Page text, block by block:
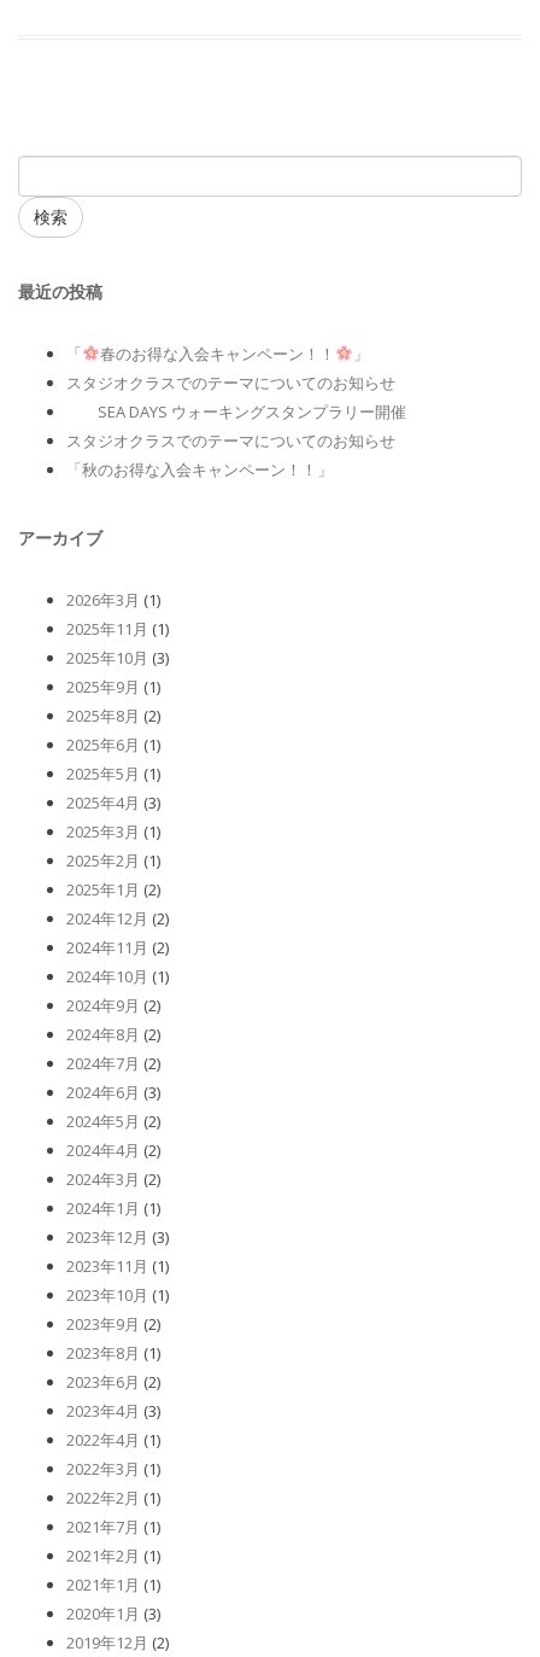
検索
最近の投稿
「 春のお得な入会キャンペーン！！
」
スタジオクラスでのテーマについてのお知らせ
SEA DAYS ウォーキングスタンプラリー開催
スタジオクラスでのテーマについてのお知らせ
「秋のお得な入会キャンペーン！！」
アーカイブ
2026年3月 (1)
2025年11月 (1)
2025年10月 (3)
2025年9月 (1)
2025年8月 (2)
2025年6月 (1)
2025年5月 (1)
2025年4月 (3)
2025年3月 (1)
2025年2月 (1)
2025年1月 (2)
2024年12月 (2)
2024年11月 (2)
2024年10月 (1)
2024年9月 (2)
2024年8月 (2)
2024年7月 (2)
2024年6月 (3)
2024年5月 (2)
2024年4月 (2)
2024年3月 (2)
2024年1月 (1)
2023年12月 (3)
2023年11月 (1)
2023年10月 (1)
2023年9月 (2)
2023年8月 (1)
2023年6月 (2)
2023年4月 (3)
2022年4月 (1)
2022年3月 (1)
2022年2月 (1)
2021年7月 (1)
2021年2月 (1)
2021年1月 (1)
2020年1月 (3)
2019年12月 (2)